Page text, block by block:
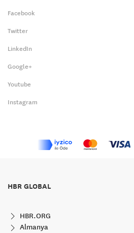
Facebook
Twitter
LinkedIn
Google+
Youtube
Instagram
HBR GLOBAL
HBR.ORG
Almanya